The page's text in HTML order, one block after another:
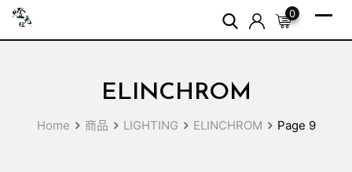
Skip
0
ELINCHROM
Home 商品 LIGHTING ELINCHROM Page 9